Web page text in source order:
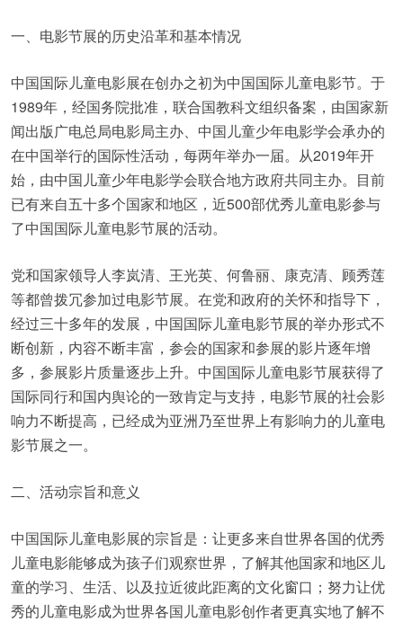
一、电影节展的历史沿革和基本情况
中国国际儿童电影展在创办之初为中国国际儿童电影节。于
1989年，经国务院批准，联合国教科文组织备案，由国家新
闻出版广电总局电影局主办、中国儿童少年电影学会承办的
在中国举行的国际性活动，每两年举办一届。从2019年开
始，由中国儿童少年电影学会联合地方政府共同主办。目前
已有来自五十多个国家和地区，近500部优秀儿童电影参与
了中国国际儿童电影节展的活动。
党和国家领导人李岚清、王光英、何鲁丽、康克清、顾秀莲
等都曾拨冗参加过电影节展。在党和政府的关怀和指导下，
经过三十多年的发展，中国国际儿童电影节展的举办形式不
断创新，内容不断丰富，参会的国家和参展的影片逐年增
多，参展影片质量逐步上升。中国国际儿童电影节展获得了
国际同行和国内舆论的一致肯定与支持，电影节展的社会影
响力不断提高，已经成为亚洲乃至世界上有影响力的儿童电
影节展之一。
二、活动宗旨和意义
中国国际儿童电影展的宗旨是：让更多来自世界各国的优秀
儿童电影能够成为孩子们观察世界，了解其他国家和地区儿
童的学习、生活、以及拉近彼此距离的文化窗口；努力让优
秀的儿童电影成为世界各国儿童电影创作者更真实地了解不